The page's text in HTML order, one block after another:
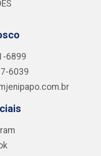
6899
6039